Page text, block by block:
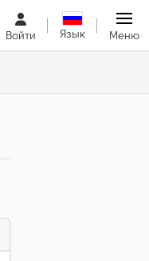
Войти Язык Меню